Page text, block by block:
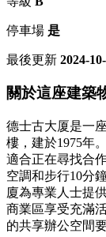
停車場 是
最後更新 2024-
關於這座建築
德士古大厦是一
樓，建於1975年
適合正在尋找合
空調和步行10分
廈為專業人士提
商業區享受充滿
的共享辦公空間要